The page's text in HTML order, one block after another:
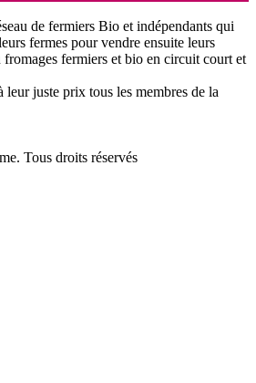
de fermiers Bio et indépendants qui
fermes pour vendre ensuite leurs
fermiers et bio en circuit court et
juste prix tous les membres de la
Tous droits réservés